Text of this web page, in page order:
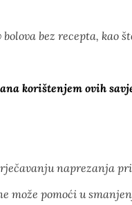
bez recepta, kao
korištenjem ovih
naprezanja
može pomoći u